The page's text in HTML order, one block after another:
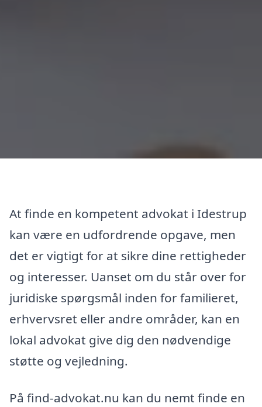
At finde en kompetent advokat i Idestrup
kan være en udfordrende opgave, men
det er vigtigt for at sikre dine rettigheder
og interesser. Uanset om du står over for
juridiske spørgsmål inden for familieret,
erhvervsret eller andre områder, kan en
lokal advokat give dig den nødvendige
støtte og vejledning.
På find-advokat.nu kan du nemt finde en